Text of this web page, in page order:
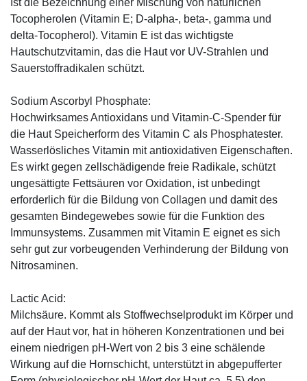
Tocopherolen (Vitamin E; D-alpha-, beta-, gamma und
delta-Tocopherol). Vitamin E ist das wichtigste
Hautschutzvitamin, das die Haut vor UV-Strahlen und
Sauerstoffradikalen schützt.
Sodium Ascorbyl Phosphate:
Hochwirksames Antioxidans und Vitamin-C-Spender für
die Haut Speicherform des Vitamin C als Phosphatester.
Wasserlösliches Vitamin mit antioxidativen Eigenschaften.
Es wirkt gegen zellschädigende freie Radikale, schützt
ungesättigte Fettsäuren vor Oxidation, ist unbedingt
erforderlich für die Bildung von Collagen und damit des
gesamten Bindegewebes sowie für die Funktion des
Immunsystems. Zusammen mit Vitamin E eignet es sich
sehr gut zur vorbeugenden Verhinderung der Bildung von
Nitrosaminen.
Lactic Acid:
Milchsäure. Kommt als Stoffwechselprodukt im Körper und
auf der Haut vor, hat in höheren Konzentrationen und bei
einem niedrigen pH-Wert von 2 bis 3 eine schälende
Wirkung auf die Hornschicht, unterstützt in abgepufferter